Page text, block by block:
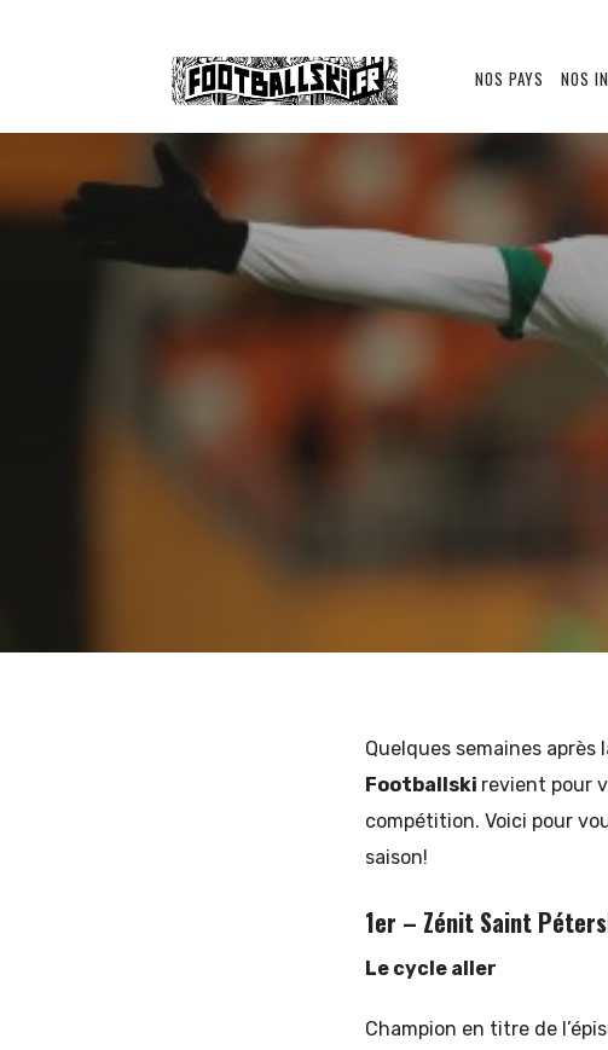
Footballski NOS PAYS NOS
Quelques semaines après
Footballski revient pour
compétition. Voici pour
saison!
1er – Zénit Saint
Le cycle aller
Champion en titre de